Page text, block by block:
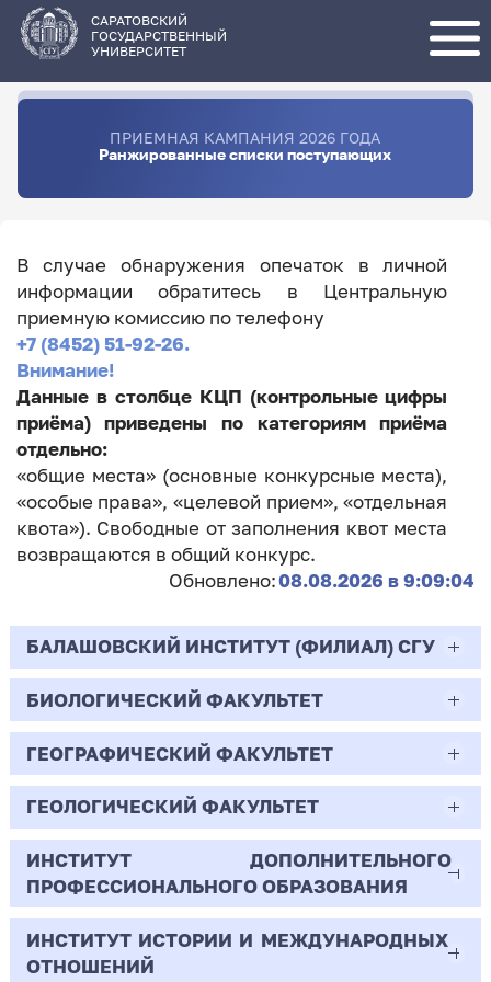
основному
содержанию
САРАТОВСКИЙ
ГОСУДАРСТВЕННЫЙ
УНИВЕРСИТЕТ
ПРИЕМНАЯ КАМПАНИЯ 2026 ГОДА
Ранжированные списки поступающих
В случае обнаружения опечаток в личной
информации обратитесь в Центральную
приемную комиссию по телефону
+7 (8452) 51-92-26.
Внимание!
Данные в столбце КЦП (контрольные цифры
приёма) приведены по категориям приёма
отдельно:
«общие места» (основные конкурсные места),
«особые права», «целевой прием», «отдельная
квота»). Свободные от заполнения квот места
возвращаются в общий конкурс.
Обновлено:08.08.2026 в 9:09:04
БАЛАШОВСКИЙ ИНСТИТУТ (ФИЛИАЛ) СГУ
44.03.02
Психолого-педагогическое образование
Очная | Бакалавр
Всего бюджетных мест - 10
Бюджет/
Общие места
Профиль: Практическая
психология образования
БИОЛОГИЧЕСКИЙ ФАКУЛЬТЕТ
06.03.01
Биология
Очная | Бакалавр
Всего бюджетных мест - 50
Бюджет/Общие места
ГЕОГРАФИЧЕСКИЙ ФАКУЛЬТЕТ
05.03.02
География
Очная | Бакалавр
Всего бюджетных мест - 15
ГЕОЛОГИЧЕСКИЙ ФАКУЛЬТЕТ
05.03.01
Геология
Очная | Бакалавр
ИНСТИТУТ ДОПОЛНИТЕЛЬНОГО
ПРОФЕССИОНАЛЬНОГО ОБРАЗОВАНИЯ
38.03.02
ИНСТИТУТ ИСТОРИИ И МЕЖДУНАРОДНЫХ
ОТНОШЕНИЙ